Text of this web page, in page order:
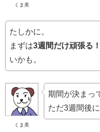
くま美
たしかに。
まずは3週間だけ頑張る！
いかも。
くま美
期間が決まっ
ただ3週間後